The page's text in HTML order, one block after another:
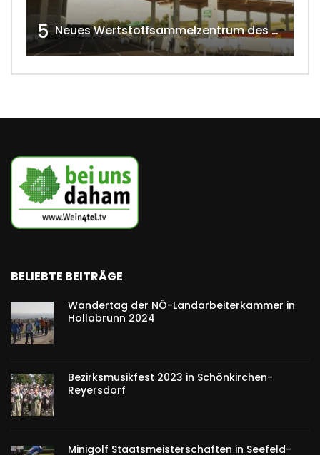
5 Neues Wertstoffsammelzentrum des G.V.U.
BELIEBTE BEITRÄGE
Wandertag der NÖ-Landarbeiterkammer in
Hollabrunn 2024
Bezirksmusikfest 2023 in Schönkirchen-
Reyersdorf
Minigolf Staatsmeisterschaften in Seefeld-